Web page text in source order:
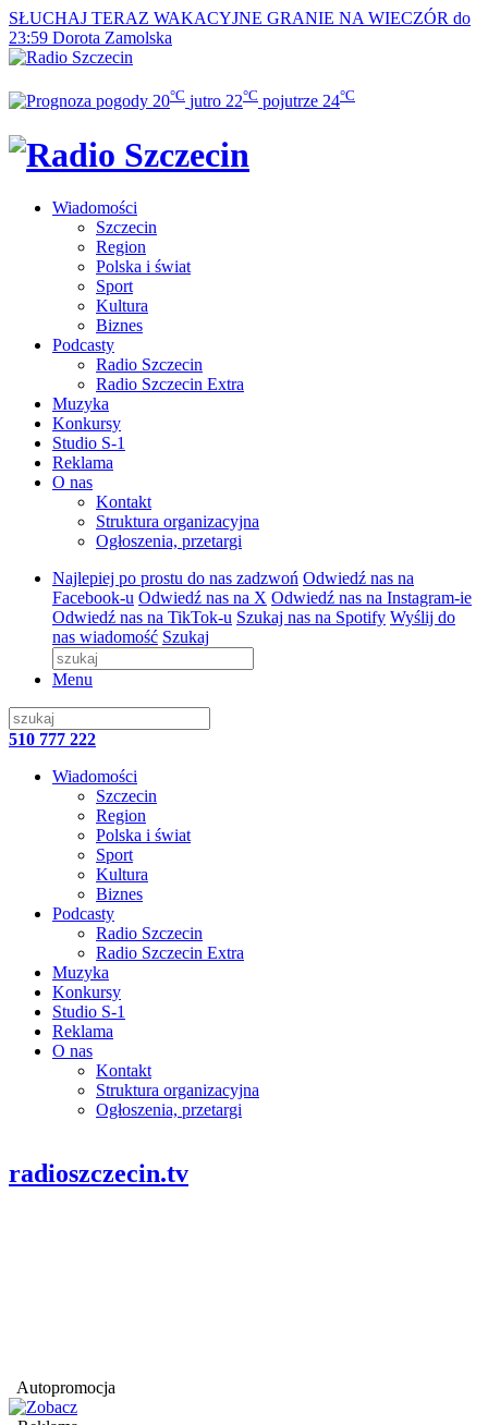
SŁUCHAJ TERAZ WAKACYJNE GRANIE NA WIECZÓR do
23:59 Dorota Zamolska
20°C jutro 22°C pojutrze 24°C
Wiadomości
Szczecin
Region
Polska i świat
Sport
Kultura
Biznes
Podcasty
Radio Szczecin
Radio Szczecin Extra
Muzyka
Konkursy
Studio S-1
Reklama
O nas
Kontakt
Struktura organizacyjna
Ogłoszenia, przetargi
Najlepiej po prostu do nas zadzwoń Odwiedź nas na
Facebook-u Odwiedź nas na X Odwiedź nas na Instagram-ie
Odwiedź nas na TikTok-u Szukaj nas na Spotify Wyślij do
nas wiadomość Szukaj
Menu
510 777 222
Wiadomości
Szczecin
Region
Polska i świat
Sport
Kultura
Biznes
Podcasty
Radio Szczecin
Radio Szczecin Extra
Muzyka
Konkursy
Studio S-1
Reklama
O nas
Kontakt
Struktura organizacyjna
Ogłoszenia, przetargi
radioszczecin.tv
Autopromocja